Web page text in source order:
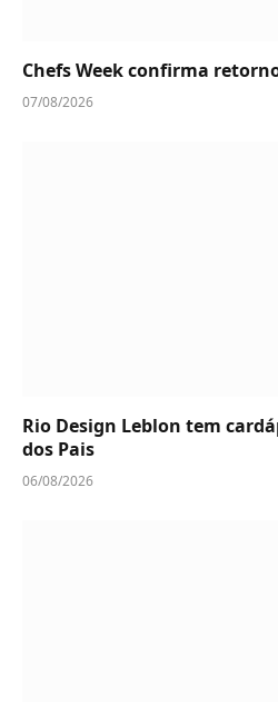
Chefs Week confirma
07/08/2026
Rio Design Leblon tem
dos Pais
06/08/2026